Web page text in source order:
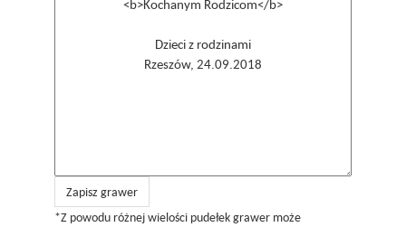
Zapisz grawer
*Z powodu różnej wielości pudełek grawer może